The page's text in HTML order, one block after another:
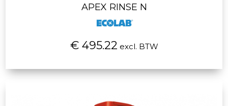
APEX RINSE N
€ 495.22 excl. BTW